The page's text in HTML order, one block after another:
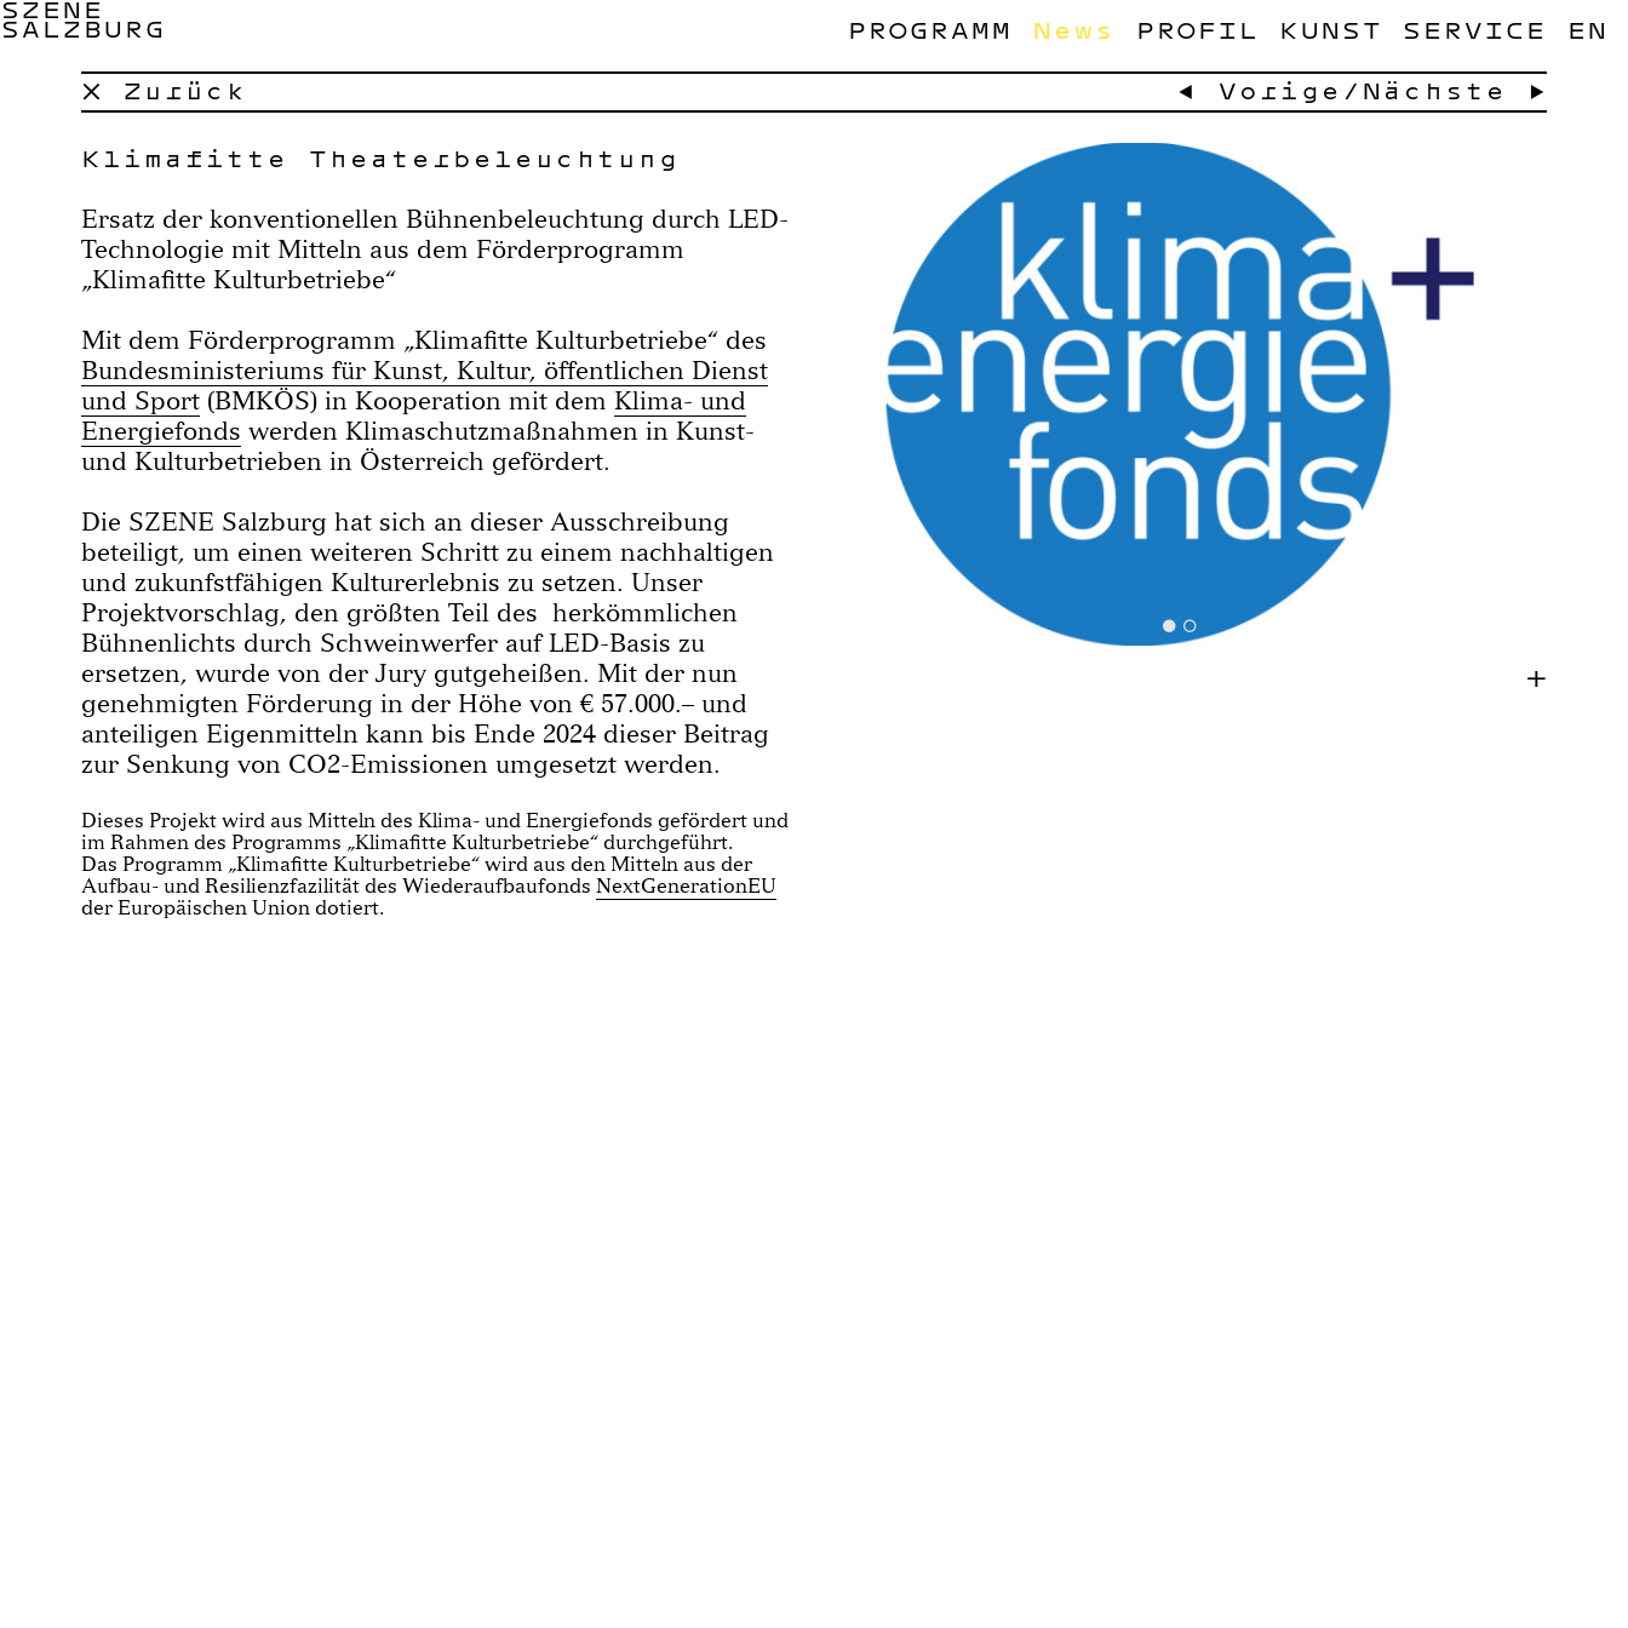
SZENE
SALZBURG PROGRAMM News PROFIL KUNST SERVICE
EN
× Zurück
← Vorige / Nächste →
Klimafitte Theaterbeleuchtung
Ersatz der konventionellen Bühnenbeleuchtung durch LED-
Technologie mit Mitteln aus dem Förderprogramm
„Klimafitte Kulturbetriebe“
Mit dem Förderprogramm „Klimafitte Kulturbetriebe“ des
Bundesministeriums für Kunst, Kultur, öffentlichen Dienst
und Sport (BMKÖS) in Kooperation mit demKlima- und
Energiefonds werden Klimaschutzmaßnahmen in Kunst-
und Kulturbetrieben in Österreich gefördert.
Die SZENE Salzburg hat sich an dieser Ausschreibung
beteiligt, um einen weiteren Schritt zu einem nachhaltigen
und zukunfstfähigen Kulturerlebnis zu setzen. Unser
Projektvorschlag, den größten Teil des herkömmlichen
Bühnenlichts durch Schweinwerfer auf LED-Basis zu
ersetzen, wurde von der Jury gutgeheißen. Mit der nun
genehmigten Förderung in der Höhe von € 57.000.– und
anteiligen Eigenmitteln kann bis Ende 2024 dieser Beitrag
zur Senkung von CO2-Emissionen umgesetzt werden.
Dieses Projekt wird aus Mitteln des Klima- und Energiefonds gefördert und
im Rahmen des Programms „Klimafitte Kulturbetriebe“ durchgeführt.
Das Programm „Klimafitte Kulturbetriebe“ wird aus den Mitteln aus der
Aufbau- und Resilienzfazilität des WiederaufbaufondsNextGenerationEU
der Europäischen Union dotiert.